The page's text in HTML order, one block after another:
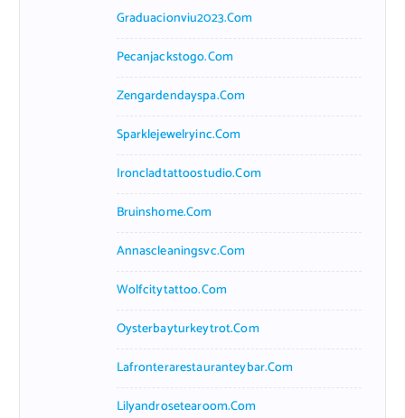
Graduacionviu2023.com
Pecanjackstogo.com
Zengardendayspa.com
Sparklejewelryinc.com
Ironcladtattoostudio.com
Bruinshome.com
Annascleaningsvc.com
Wolfcitytattoo.com
Oysterbayturkeytrot.com
Lafronterarestauranteybar.com
Lilyandrosetearoom.com